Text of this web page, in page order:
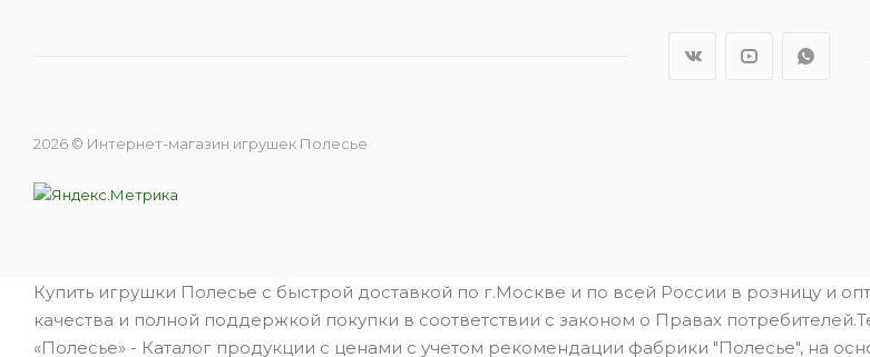
2026 © Интернет-магазин игрушек Полесье
Купить игрушки Полесье с быстрой доставкой по г.Москве и по всей России в розницу и
качества и полной поддержкой покупки в соответствии с законом о Правах
«Полесье» - Каталог продукции с ценами с учетом рекомендации фабрики "Полесье", на